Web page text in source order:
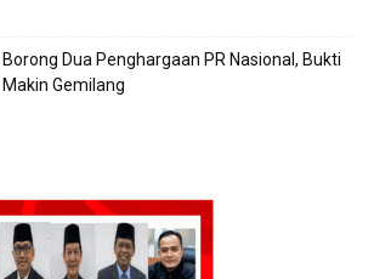
Dua Penghargaan PR Nasional, Bukti
Gemilang